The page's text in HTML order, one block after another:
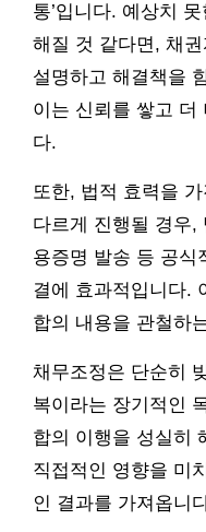
통’입니다. 예상치
해질 것 같다면, 채
설명하고 해결책을
이는 신뢰를 쌓고 더
다.
또한, 법적 효력을
다르게 진행될 경우,
용증명 발송 등 공식
결에 효과적입니다.
합의 내용을 관철하
채무조정은 단순히
복이라는 장기적인
합의 이행을 성실히
직접적인 영향을 미
인 결과를 가져옵니